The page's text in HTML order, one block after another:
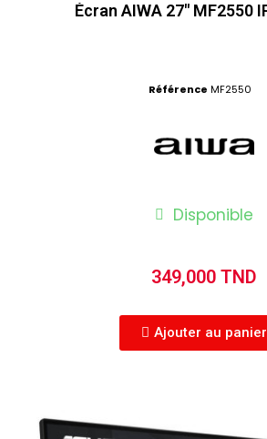
Écran AIWA 27" MF2550
Référence MF2550
Disponible
349,000 TND
Ajouter au panier